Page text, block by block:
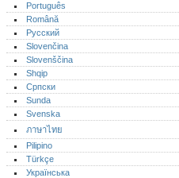
Português‎
Română
Русский
Slovenčina
Slovenščina
Shqip
Српски
Sunda
Svenska
ภาษาไทย
Pilipino
Türkçe
Українська